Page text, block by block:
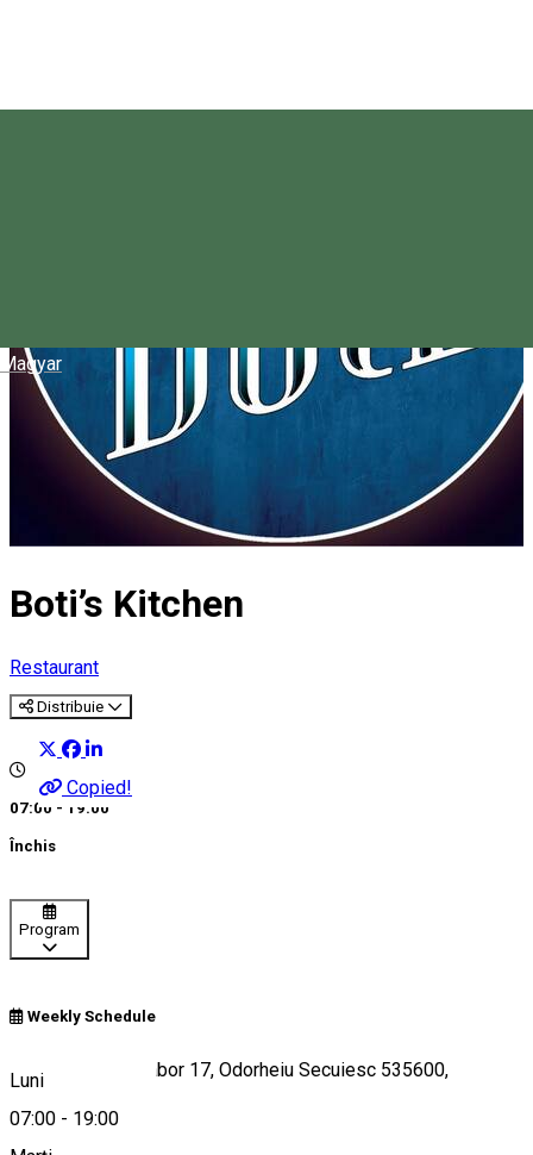
Magyar
Boti’s Kitchen
Restaurant
Distribuie
Copied!
07:00 - 19:00
Închis
Program
Weekly Schedule
Luni
07:00 - 19:00
Strada Bethlen Gábor 17, Odorheiu Secuiesc 535600,
Romania